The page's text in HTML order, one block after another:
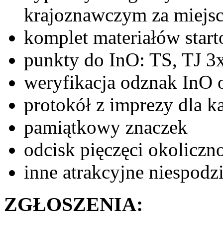
krajoznawczym za
komplet materiałów
punkty do InO: TS, TJ
weryfikacja odznak InO
protokół z imprezy dla
pamiątkowy znaczek
odcisk pięczęci
inne atrakcyjne
ZGŁOSZENIA: